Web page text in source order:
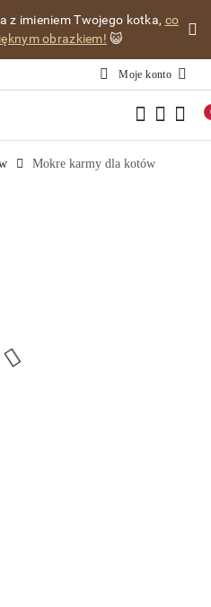
z imieniem Twojego kotka, co
obrazkiem! 😺
Moje konto
Mokre karmy dla kotów